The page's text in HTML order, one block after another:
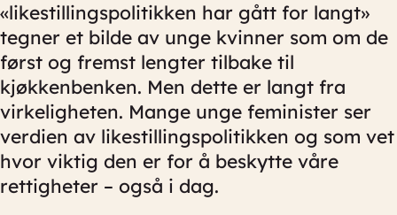
«likestillingspolitikken har gått for langt»
tegner et bilde av unge kvinner som om de
først og fremst lengter tilbake til
kjøkkenbenken. Men dette er langt fra
virkeligheten. Mange unge feminister ser
verdien av likestillingspolitikken og som vet
hvor viktig den er for å beskytte våre
rettigheter – også i dag.